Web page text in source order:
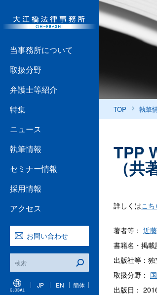
当事務所について
取扱分野
弁護士等紹介
特集
ニュース
執筆情報
セミナー情報
採用情報
アクセス
お問い合わせ
JP EN 簡体
TOP 執筆
TPP
（共
詳しくはこち
著者等： 近
書籍名・掲
出版社等：独
取扱分野：
出版日：